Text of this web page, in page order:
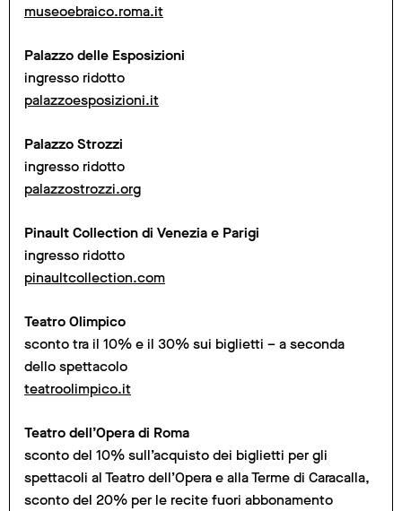
museoebraico.roma.it
Palazzo delle Esposizioni
ingresso ridotto
palazzoesposizioni.it
Palazzo Strozzi
ingresso ridotto
palazzostrozzi.org
Pinault Collection di Venezia e Parigi
ingresso ridotto
pinaultcollection.com
Teatro Olimpico
sconto tra il 10% e il 30% sui biglietti – a seconda
dello spettacolo
teatroolimpico.it
Teatro dell’Opera di Roma
sconto del 10% sull’acquisto dei biglietti per gli
spettacoli al Teatro dell’Opera e alla Terme di Caracalla,
sconto del 20% per le recite fuori abbonamento